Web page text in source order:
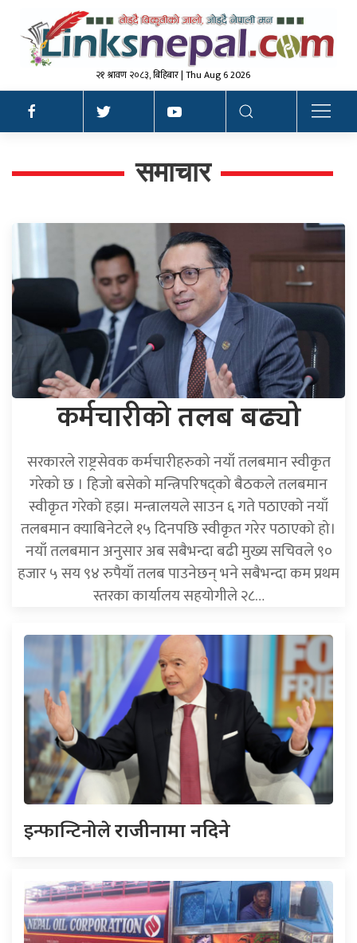
२१ श्रावण २०८३, बिहिबार | Thu Aug 6 2026
समाचार
कर्मचारीकोतलब बढ्यो
सरकारले राष्ट्रसेवक कर्मचारीहरुको नयाँ तलबमान स्वीकृत
गरेको छ । हिजो बसेको मन्त्रिपरिषद्को बैठकले तलबमान
स्वीकृत गरेको हझ। मन्त्रालयले साउन ६ गते पठाएको नयाँ
तलबमान क्याबिनेटले १५ दिनपछि स्वीकृत गरेर पठाएको हो।
नयाँ तलबमान अनुसार अब सबैभन्दा बढी मुख्य सचिवले ९०
हजार ५ सय ९४ रुपैयाँ तलब पाउनेछन् भने सबैभन्दा कम प्रथम
स्तरका कार्यालय सहयोगीले २८…
इन्फान्टिनोलेराजीनामा नदिने